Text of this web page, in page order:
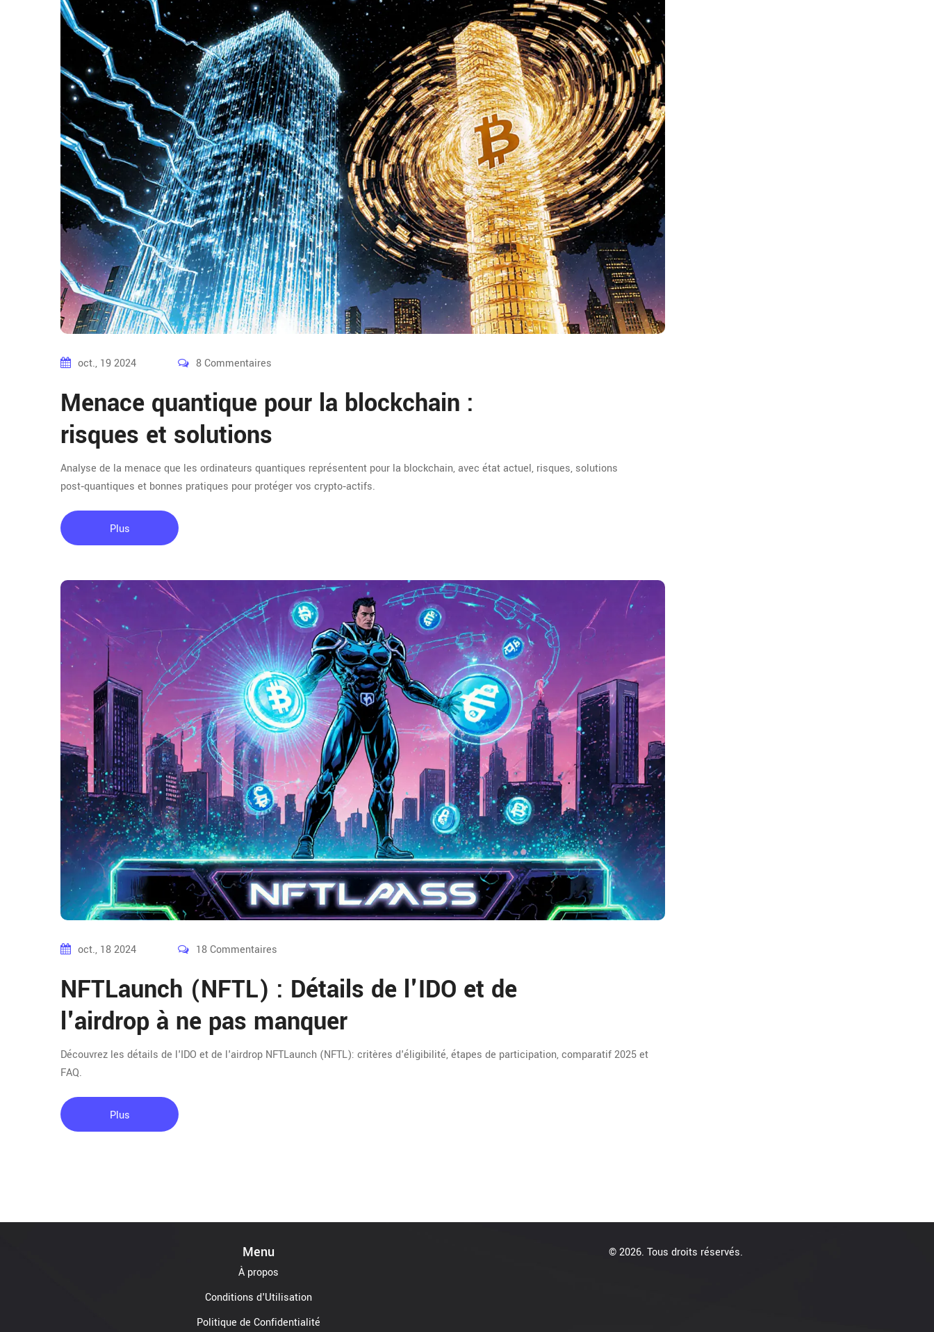
oct., 19 2024 8 Commentaires
Menace quantique pour la blockchain :
risques et solutions
Analyse de la menace que les ordinateurs quantiques représentent pour la blockchain, avec état actuel, risques, solutions
post‑quantiques et bonnes pratiques pour protéger vos crypto‑actifs.
Plus
oct., 18 2024 18 Commentaires
NFTLaunch (NFTL) : Détails de l'IDO et de
l'airdrop à ne pas manquer
Découvrez les détails de l'IDO et de l'airdrop NFTLaunch (NFTL): critères d'éligibilité, étapes de participation, comparatif 2025 et
FAQ.
Plus
Menu
À propos
Conditions d'Utilisation
Politique de Confidentialité
© 2026. Tous droits réservés.